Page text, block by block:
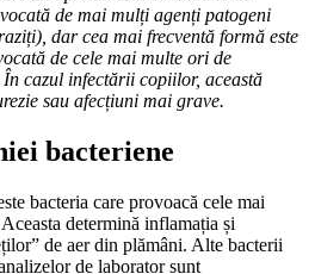
de mai mulți agenți patogeni
dar cea mai frecventă formă este
de cele mai multe ori de
cazul infectării copiilor, această
sau afecțiuni mai grave.
bacteriene
bacteria care provoacă cele mai
determină inflamația și
de aer din plămâni. Alte bacterii
de laborator sunt